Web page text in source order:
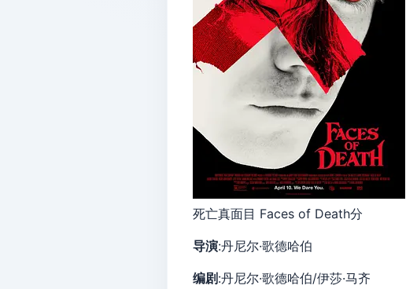
死亡真面目 Faces of Death分
导演:丹尼尔·歌德哈伯
编剧 :丹尼尔·歌德哈伯/伊莎·马齐